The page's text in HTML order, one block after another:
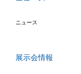
ニュース
展示会情報